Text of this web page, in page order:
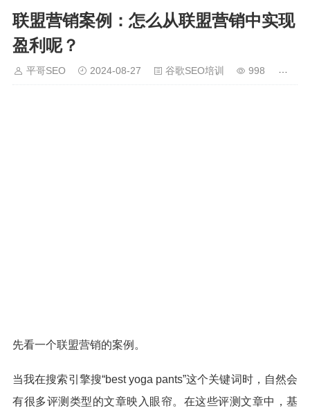
联盟营销案例：怎么从联盟营销中实现
盈利呢？
平哥SEO 2024-08-27 谷歌SEO培训 998
先看一个联盟营销的案例。
当我在搜索引擎搜“best yoga pants”这个关键词时，自然会
有很多评测类型的文章映入眼帘。在这些评测文章中，基